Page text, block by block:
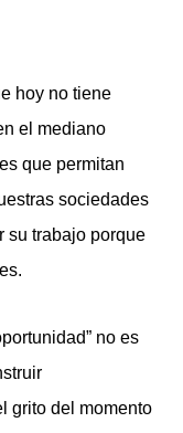
hoy no tiene
el mediano
que permitan
sociedades
su trabajo porque
no es
grito del momento